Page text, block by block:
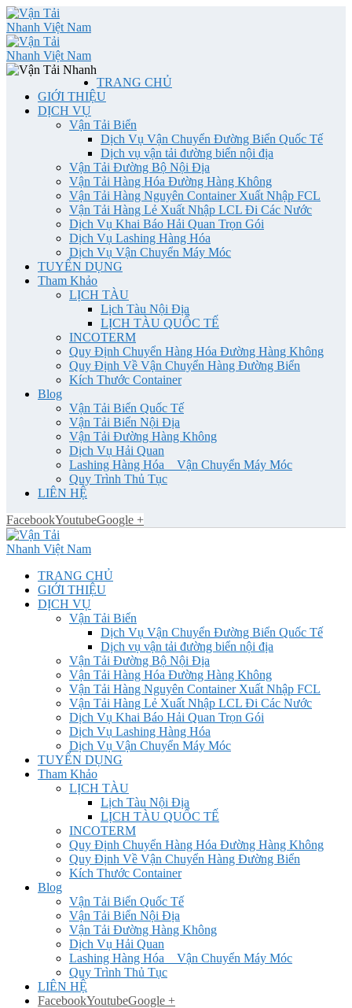
TRANG CHỦ
GIỚI THIỆU
DỊCH VỤ
Vận Tải Biển
Dịch Vụ Vận Chuyển Đường Biển Quốc Tế
Dịch vụ vận tải đường biển nội địa
Vận Tải Đường Bộ Nội Địa
Vận Tải Hàng Hóa Đường Hàng Không
Vận Tải Hàng Nguyên Container Xuất Nhập FCL
Vận Tải Hàng Lẻ Xuất Nhập LCL Đi Các Nước
Dịch Vụ Khai Báo Hải Quan Trọn Gói
Dịch Vụ Lashing Hàng Hóa
Dịch Vụ Vận Chuyển Máy Móc
TUYỂN DỤNG
Tham Khảo
LỊCH TÀU
Lịch Tàu Nội Địa
LỊCH TÀU QUỐC TẾ
INCOTERM
Quy Định Chuyển Hàng Hóa Đường Hàng Không
Quy Định Về Vận Chuyển Hàng Đường Biển
Kích Thước Container
Blog
Vận Tải Biển Quốc Tế
Vận Tải Biển Nội Địa
Vận Tải Đường Hàng Không
Dịch Vụ Hải Quan
Lashing Hàng Hóa _ Vận Chuyển Máy Móc
Quy Trình Thủ Tục
LIÊN HỆ
FacebookYoutubeGoogle +
TRANG CHỦ
GIỚI THIỆU
DỊCH VỤ
Vận Tải Biển
Dịch Vụ Vận Chuyển Đường Biển Quốc Tế
Dịch vụ vận tải đường biển nội địa
Vận Tải Đường Bộ Nội Địa
Vận Tải Hàng Hóa Đường Hàng Không
Vận Tải Hàng Nguyên Container Xuất Nhập FCL
Vận Tải Hàng Lẻ Xuất Nhập LCL Đi Các Nước
Dịch Vụ Khai Báo Hải Quan Trọn Gói
Dịch Vụ Lashing Hàng Hóa
Dịch Vụ Vận Chuyển Máy Móc
TUYỂN DỤNG
Tham Khảo
LỊCH TÀU
Lịch Tàu Nội Địa
LỊCH TÀU QUỐC TẾ
INCOTERM
Quy Định Chuyển Hàng Hóa Đường Hàng Không
Quy Định Về Vận Chuyển Hàng Đường Biển
Kích Thước Container
Blog
Vận Tải Biển Quốc Tế
Vận Tải Biển Nội Địa
Vận Tải Đường Hàng Không
Dịch Vụ Hải Quan
Lashing Hàng Hóa _ Vận Chuyển Máy Móc
Quy Trình Thủ Tục
LIÊN HỆ
FacebookYoutubeGoogle +